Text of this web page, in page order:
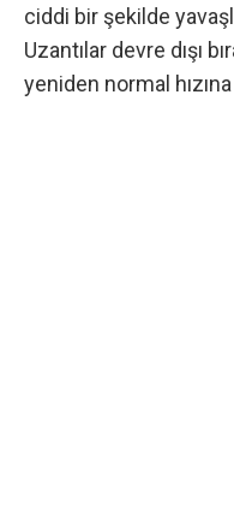
ciddi bir şekilde
Uzantılar devre dışı
yeniden normal